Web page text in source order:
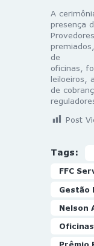
A
presença
de
oficinas,
leiloeiros,
de
Post
Tags:
FFC
Gestão
Nelson